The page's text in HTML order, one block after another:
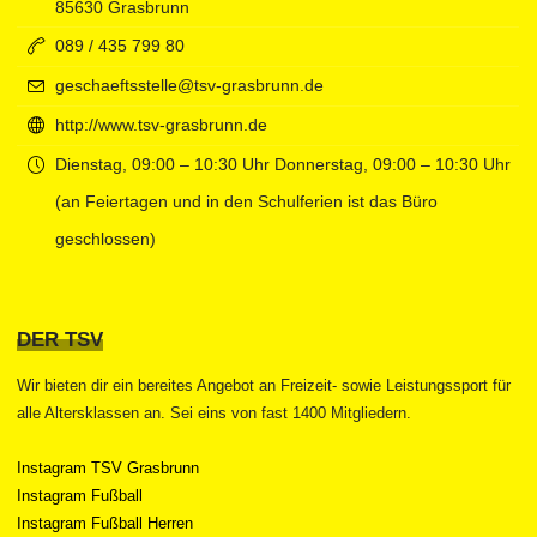
85630 Grasbrunn
089 / 435 799 80
geschaeftsstelle@tsv-grasbrunn.de
http://www.tsv-grasbrunn.de
Dienstag, 09:00 – 10:30 Uhr Donnerstag, 09:00 – 10:30 Uhr
(an Feiertagen und in den Schulferien ist das Büro
geschlossen)
DER TSV
Wir bieten dir ein bereites Angebot an Freizeit- sowie Leistungssport für
alle Altersklassen an. Sei eins von fast 1400 Mitgliedern.
Instagram TSV Grasbrunn
Instagram Fußball
Instagram Fußball Herren